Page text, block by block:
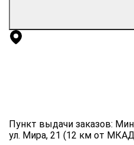
Пункт выдачи заказов:
ул. Мира, 21 (12 км от